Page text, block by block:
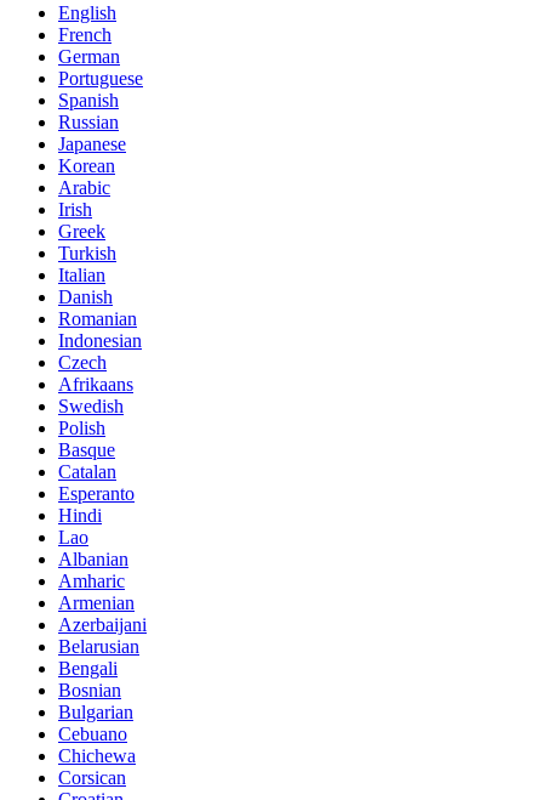
English
French
German
Portuguese
Spanish
Russian
Japanese
Korean
Arabic
Irish
Greek
Turkish
Italian
Danish
Romanian
Indonesian
Czech
Afrikaans
Swedish
Polish
Basque
Catalan
Esperanto
Hindi
Lao
Albanian
Amharic
Armenian
Azerbaijani
Belarusian
Bengali
Bosnian
Bulgarian
Cebuano
Chichewa
Corsican